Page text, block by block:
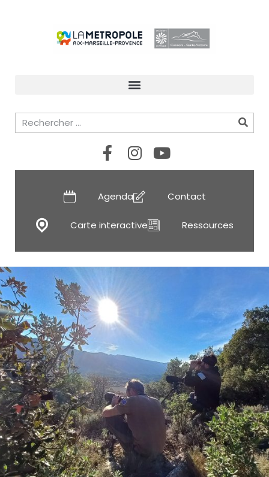
Agenda Contact
Carte interactive Ressources